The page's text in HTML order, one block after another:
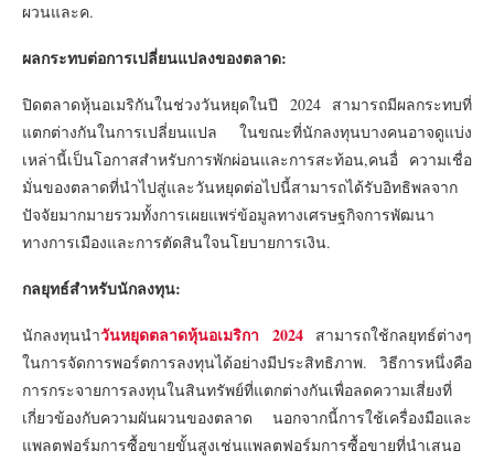
ผวนและค.
ผลกระทบต่อการเปลี่ยนแปลงของตลาด:
ปิดตลาดหุ้นอเมริกันในช่วงวันหยุดในปี 2024 สามารถมีผลกระทบที่
แตกต่างกันในการเปลี่ยนแปล ในขณะที่นักลงทุนบางคนอาจดูแบ่ง
เหล่านี้เป็นโอกาสสำหรับการพักผ่อนและการสะท้อน,คนอื่ ความเชื่อ
มั่นของตลาดที่นำไปสู่และวันหยุดต่อไปนี้สามารถได้รับอิทธิพลจาก
ปัจจัยมากมายรวมทั้งการเผยแพร่ข้อมูลทางเศรษฐกิจการพัฒนา
ทางการเมืองและการตัดสินใจนโยบายการเงิน.
กลยุทธ์สำหรับนักลงทุน:
นักลงทุนนำวันหยุดตลาดหุ้นอเมริกา 2024สามารถใช้กลยุทธ์ต่างๆ
ในการจัดการพอร์ตการลงทุนได้อย่างมีประสิทธิภาพ. วิธีการหนึ่งคือ
การกระจายการลงทุนในสินทรัพย์ที่แตกต่างกันเพื่อลดความเสี่ยงที่
เกี่ยวข้องกับความผันผวนของตลาด นอกจากนี้การใช้เครื่องมือและ
แพลตฟอร์มการซื้อขายขั้นสูงเช่นแพลตฟอร์มการซื้อขายที่นำเสนอ